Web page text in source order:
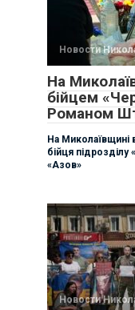
Новости
На
бійцем
Романом
На Миколаївщині
бійця
«Азов»
Новости